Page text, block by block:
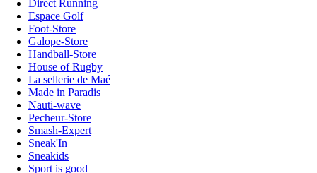
Direct Running
Espace Golf
Foot-Store
Galope-Store
Handball-Store
House of Rugby
La sellerie de Maé
Made in Paradis
Nauti-wave
Pecheur-Store
Smash-Expert
Sneak'In
Sneakids
Sport is good